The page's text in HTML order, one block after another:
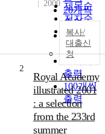
제목순
저자순
발행기
관순
20개씩
출력
30개씩
출력
50개씩
출력
100개씩
출력
2000
복사/
대출신
청
2
Royal Academy
illustrated 2001
: a selection
from the 233rd
summer